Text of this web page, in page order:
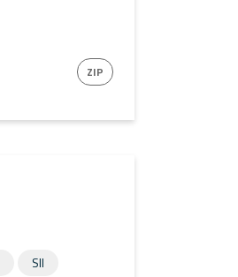
ZIP
SII